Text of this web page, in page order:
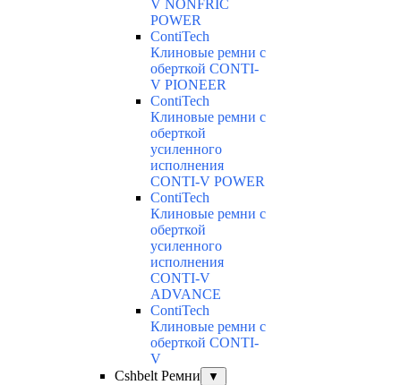
V NONFRIC
POWER
ContiTech
Клиновые ремни с
оберткой CONTI-
V PIONEER
ContiTech
Клиновые ремни с
оберткой
усиленного
исполнения
CONTI-V POWER
ContiTech
Клиновые ремни с
оберткой
усиленного
исполнения
CONTI-V
ADVANCE
ContiTech
Клиновые ремни с
оберткой CONTI-
V
Cshbelt Ремни
▼